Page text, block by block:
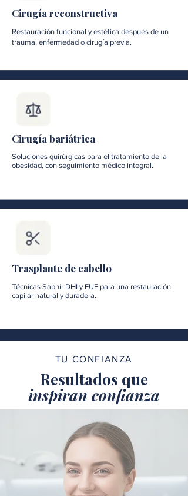
Cirugía reconstructiva
Restauración funcional y estética después de un
trauma, enfermedad o cirugía previa.
Cirugía bariátrica
Soluciones quirúrgicas para el tratamiento de la
obesidad, con seguimiento médico integral.
Trasplante de cabello
Técnicas Saphir DHI y FUE para una restauración
capilar natural y duradera.
TU CONFIANZA
Resultados que
inspiran confianza